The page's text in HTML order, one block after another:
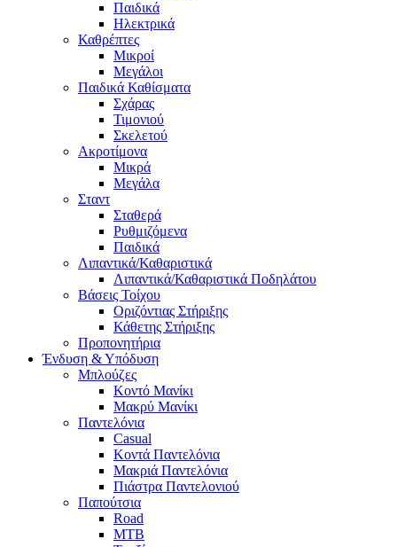
Παιδικά
Ηλεκτρικά
Καθρέπτες
Μικροί
Μεγάλοι
Παιδικά Καθίσματα
Σχάρας
Τιμονιού
Σκελετού
Ακροτίμονα
Μικρά
Μεγάλα
Σταντ
Σταθερά
Ρυθμιζόμενα
Παιδικά
Λιπαντικά/Καθαριστικά
Λιπαντικά/Καθαριστικά Ποδηλάτου
Βάσεις Τοίχου
Οριζόντιας Στήριξης
Κάθετης Στήριξης
Προπονητήρια
Ένδυση & Υπόδυση
Μπλούζες
Κοντό Μανίκι
Μακρύ Μανίκι
Παντελόνια
Casual
Κοντά Παντελόνια
Μακριά Παντελόνια
Πιάστρα Παντελονιού
Παπούτσια
Road
MTB